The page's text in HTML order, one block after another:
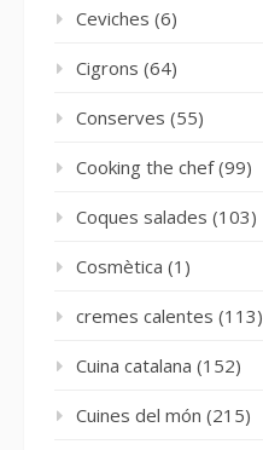
Ceviches (6)
Cigrons (64)
Conserves (55)
Cooking the chef(99)
Coques salades (103)
Cosmètica (1)
cremes calentes (113)
Cuina catalana (152)
Cuines del món (215)